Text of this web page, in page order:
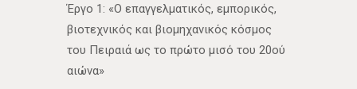
Έργο 1: «Ο επαγγελματικός, εμπορικός,
βιοτεχνικός και βιομηχανικός κόσμος
του Πειραιά ως το πρώτο μισό του 20ού
αιώνα»